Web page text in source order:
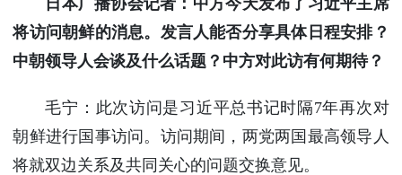
将访问朝鲜的消息。发言人能否分享具体日程安排？
中朝领导人会谈及什么话题？中方对此访有何期待？
毛宁：此次访问是习近平总书记时隔7年再次对
朝鲜进行国事访问。访问期间，两党两国最高领导人
将就双边关系及共同关心的问题交换意见。